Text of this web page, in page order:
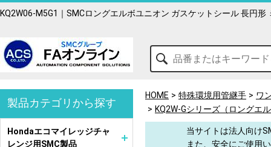
KQ2W06-M5G1｜SMCロングエルボユニオン ガスケットシール 長円
HOME 特殊環境用管継手
ワ
KQ2W-Gシリーズ（ロングエ
当サイトは法人向け
また、安全にご使用
製品カテゴリから探す
Hondaエコマイレッジチャ
レンジ用SMC製品